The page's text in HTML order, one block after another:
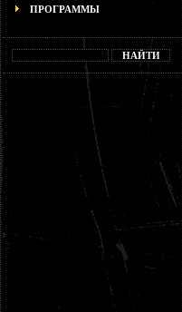
ПРОГРАММЫ